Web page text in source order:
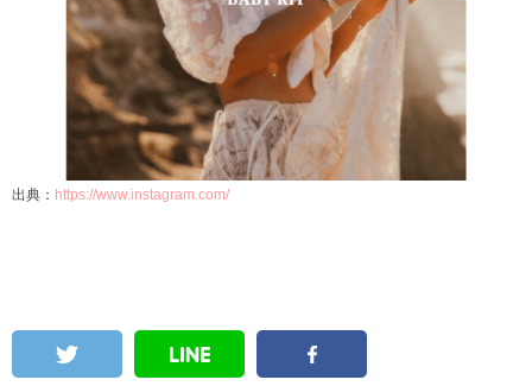
出典： https://www.instagram.com/